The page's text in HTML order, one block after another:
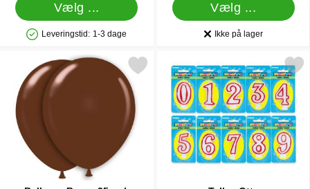
Vælg ...
Produkttilgængelighed: På lager
Leveringstid: 1-3 dage
Vælg ...
Produkttilgængelighed:
Ikke på lager
Markér balloner Brune 25-pak som favoritMarkér tallys Otte